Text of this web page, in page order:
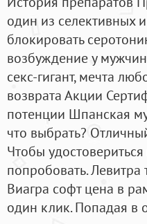
один из селективных
блокировать
возбуждение у
секс-гигант, мечта
возврата Акции
потенции Шпанская
что выбрать?
Чтобы
попробовать.
Виагра софт цена в
один клик. Попадая в